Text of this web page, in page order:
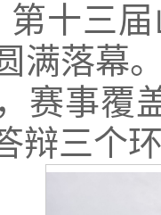
第十三
满落幕
赛事覆
辩三个